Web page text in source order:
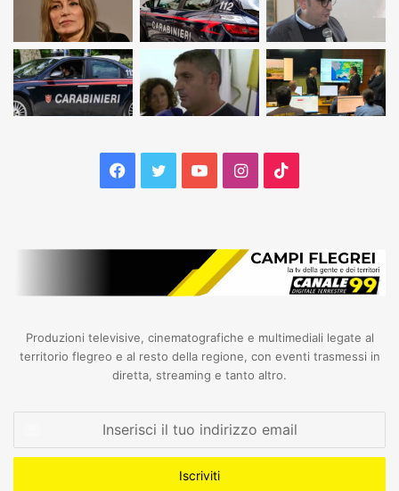
Facebook
TwitterYouTubeInstagram
Produzioni televisive, cinematografiche e multimediali legate al
territorio flegreo e al resto della regione, con eventi trasmessi in
diretta, streaming e tanto altro.
tuo